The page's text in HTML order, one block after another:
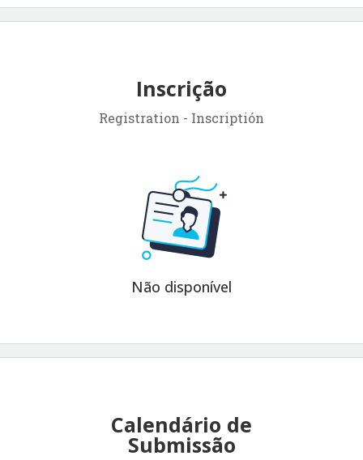
*Download of the Zoom App (we
smartphone.): https://zoom.us/dow
nload
-----
Todas as sessões estarão
disponíveis ao público no canal
"GeoCart UFRJ" no YouTube.
sessions will be available to the
public on the "GeoCart UFRJ"
17 - 19 NOV 2021
Inscrição
Registration - Inscriptión
Não disponível
Calendário de
Submissão